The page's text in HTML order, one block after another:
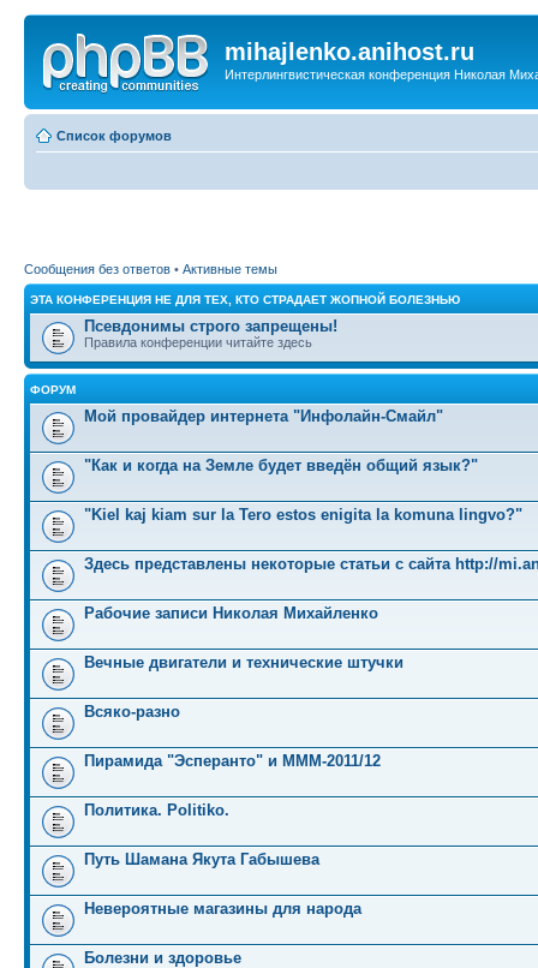
mihajlenko.anihost.ru
Интерлингвистическая конференция Николая
Список форумов
Сообщения без ответов • Активные темы
ЭТА КОНФЕРЕНЦИЯ НЕ ДЛЯ ТЕХ, КТО СТРАДАЕТ ЖОПНОЙ БОЛЕЗНЬЮ
Псевдонимы строго запрещены!
Правила конференции читайте здесь
ФОРУМ
Мой провайдер интернета "Инфолайн-Смайл"
"Как и когда на Земле будет введён общий язык?"
"Kiel kaj kiam sur la Tero estos enigita la komuna lingvo?"
Здесь представлены некоторые статьи с сайта http://
Рабочие записи Николая Михайленко
Вечные двигатели и технические штучки
Всяко-разно
Пирамида "Эсперанто" и MMM-2011/12
Политика. Politiko.
Путь Шамана Якута Габышева
Невероятные магазины для народа
Болезни и здоровье